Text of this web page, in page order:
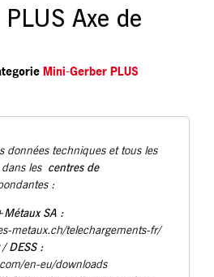
Axe de
Mini-Gerber PLUS
données techniques et tous les
les centres de
:
SA :
metaux.ch/telechargements-fr/
DESS :
en-eu/downloads